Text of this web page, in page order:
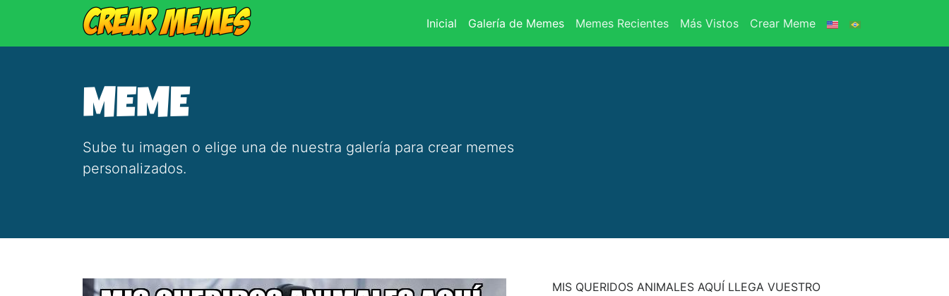
Inicial (current)
Galería de Memes Memes Recientes Más Vistos Crear Meme
MEME
Sube tu imagen o elige una de nuestra galería para crear memes
personalizados.
MIS QUERIDOS ANIMALES AQUÍ LLEGA VUESTRO